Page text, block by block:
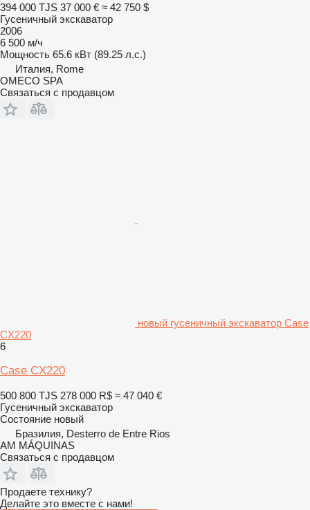
394 000 TJS 37 000 € ≈ 42 750 $
Гусеничный экскаватор
2006
6 500 м/ч
Мощность 65.6 кВт (89.25 л.с.)
Италия, Rome
OMECO SPA
Связаться с продавцом
новый гусеничный экскаватор Case
CX220
6
Case CX220
500 800 TJS 278 000 R$ ≈ 47 040 €
Гусеничный экскаватор
Состояние новый
Бразилия, Desterro de Entre Rios
AM MÁQUINAS
Связаться с продавцом
Продаете технику?
Делайте это вместе с нами!